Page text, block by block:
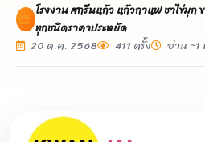
โรงงาน สกรีนแก้ว แก้วกาแฟ ชาไข่มุ
ทุกชนิดราคาประหยัด
20 ต.ค. 2568
411 ครั้ง อ่าน ~1